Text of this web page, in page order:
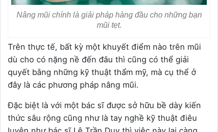
Nâng mũi chính là giải pháp hàng đầu cho những bạn
mũi tẹt.
Trên thực tế, bất kỳ một khuyết điểm nào trên mũi
dù cho có nặng nề đến đâu thì cũng có thể giải
quyết bằng những kỹ thuật thẩm mỹ, mà cụ thể ở
đây là các phương pháp nâng mũi.
Đặc biệt là với một bác sĩ được sở hữu bề dày kiến
thức sâu rộng cũng như là tay nghề kỹ thuật điêu